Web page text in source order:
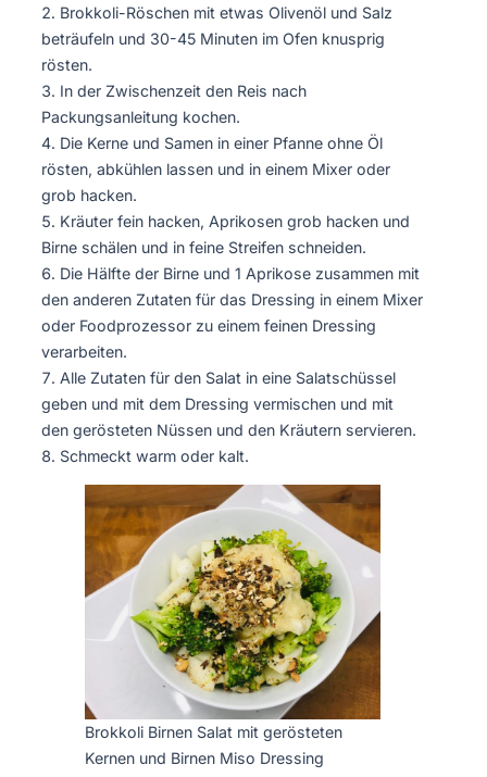
Brokkoli-Röschen mit etwas Olivenöl und Salz
beträufeln und 30-45 Minuten im Ofen knusprig
rösten.
In der Zwischenzeit den Reis nach
Packungsanleitung kochen.
Die Kerne und Samen in einer Pfanne ohne Öl
rösten, abkühlen lassen und in einem Mixer oder
grob hacken.
Kräuter fein hacken, Aprikosen grob hacken und
Birne schälen und in feine Streifen schneiden.
Die Hälfte der Birne und 1 Aprikose zusammen mit
den anderen Zutaten für das Dressing in einem Mixer
oder Foodprozessor zu einem feinen Dressing
verarbeiten.
Alle Zutaten für den Salat in eine Salatschüssel
geben und mit dem Dressing vermischen und mit
den gerösteten Nüssen und den Kräutern servieren.
Schmeckt warm oder kalt.
Brokkoli Birnen Salat mit gerösteten
Kernen und Birnen Miso Dressing